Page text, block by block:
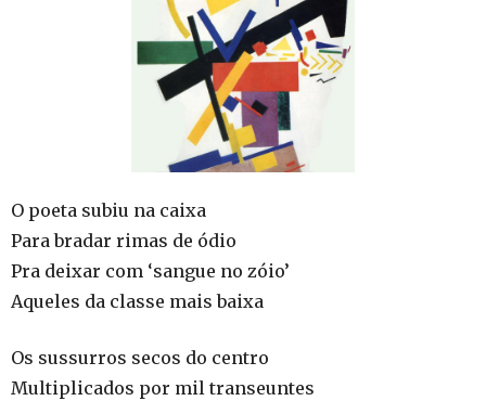
O poeta subiu na caixa
Para bradar rimas de ódio
Pra deixar com ‘sangue no zóio’
Aqueles da classe mais baixa
Os sussurros secos do centro
Multiplicados por mil transeuntes